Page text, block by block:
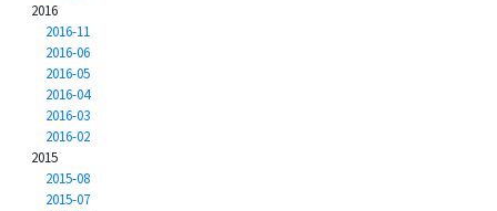
2016
2016-11
2016-06
2016-05
2016-04
2016-03
2016-02
2015
2015-08
2015-07